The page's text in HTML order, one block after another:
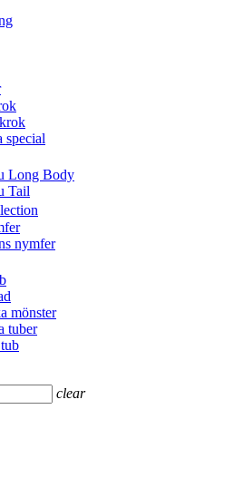
special
Long Body
Tail
nymfer
mönster
tuber
clear